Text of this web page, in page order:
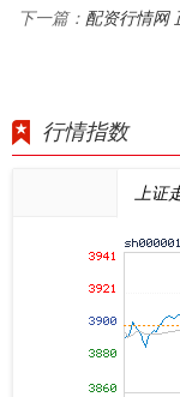
下一篇： 配资行情网
行情指数
上证